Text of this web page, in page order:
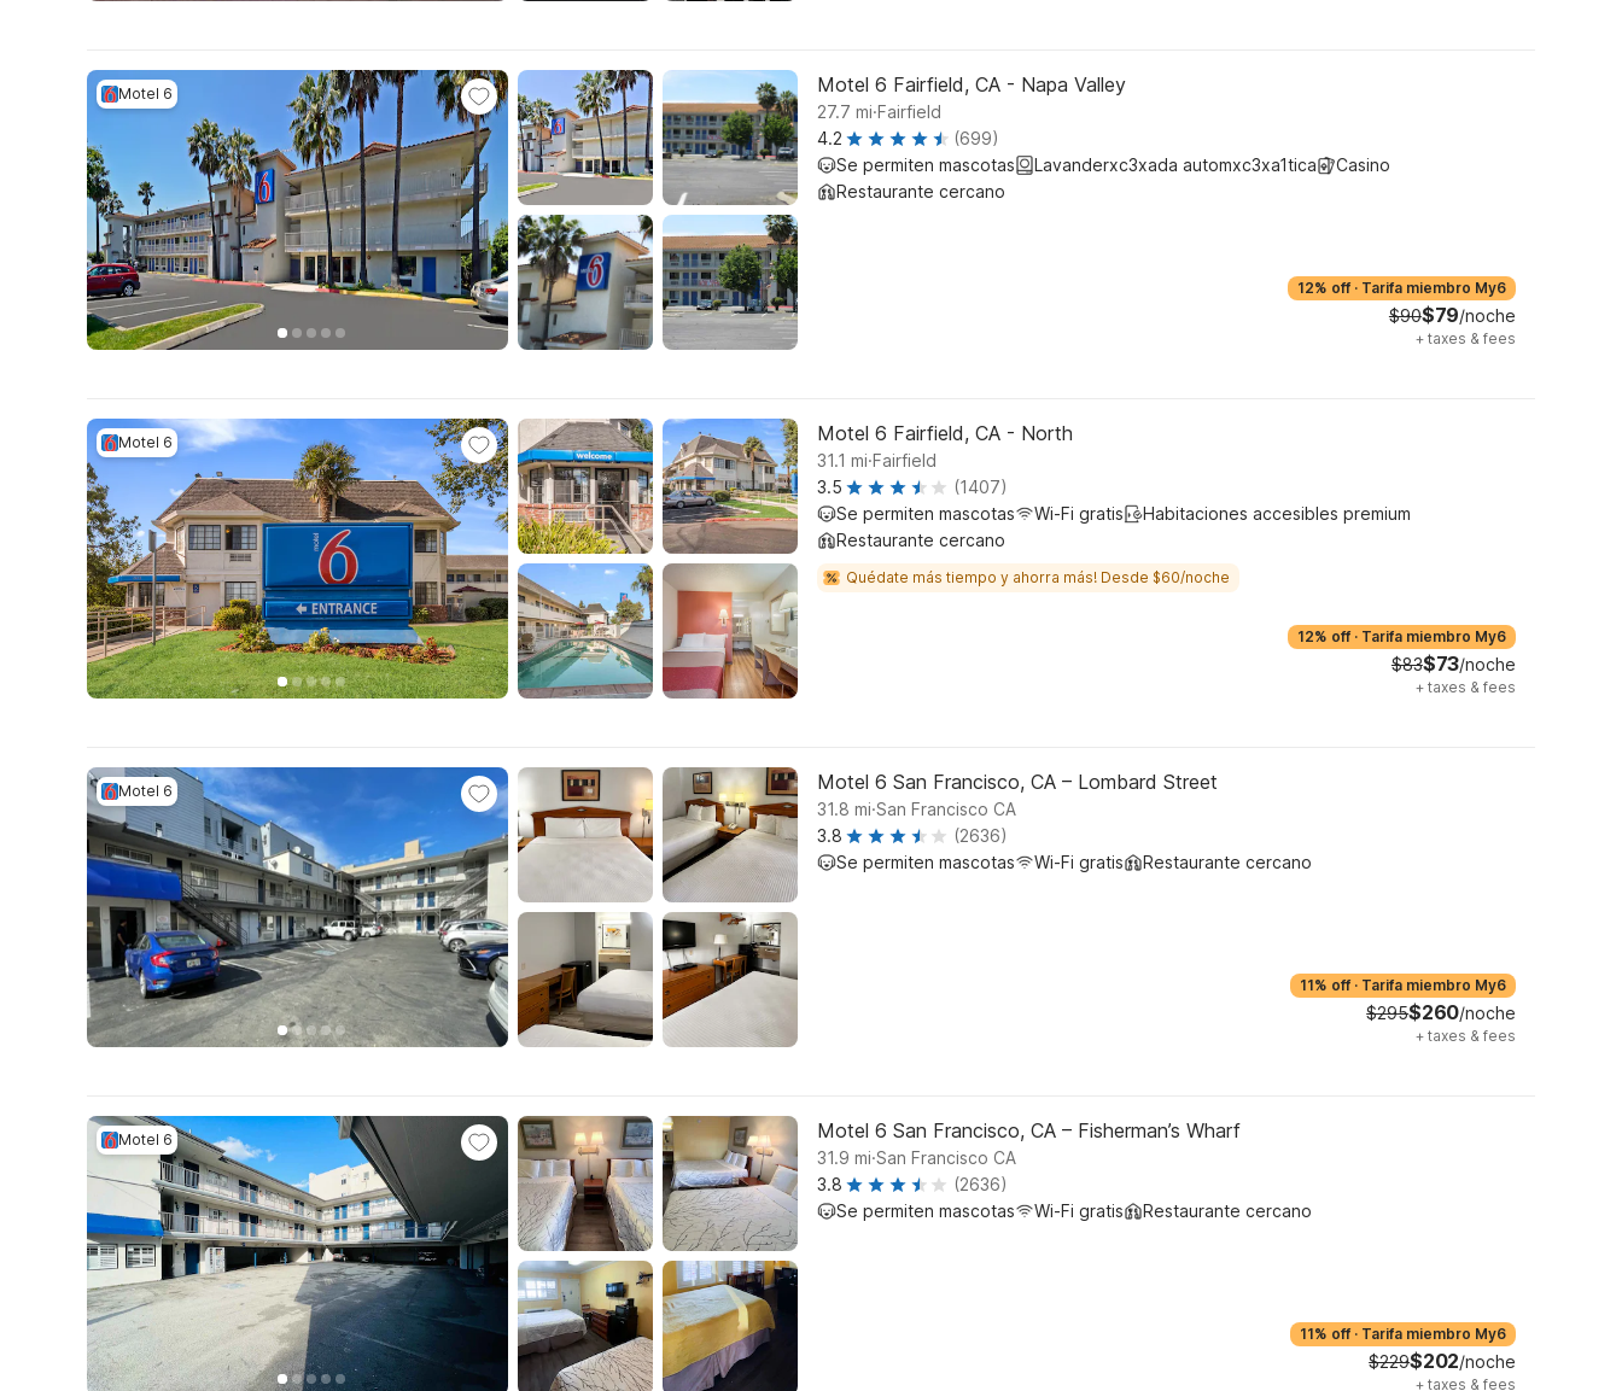
Motel 6 Motel 6 Fairfield, CA - Napa Valley
27.7 mi.Fairfield
4.2
(699)
Se permiten mascotas
Lavanderxc3xada automxc3xa1tica
Casino
Restaurante cercano
12% off · Tarifa miembro My6
$90$79/noche
+ taxes & fees
Motel 6 Motel 6 Fairfield, CA - North
31.1 mi.Fairfield
3.5
(1407)
Se permiten mascotas
Wi-Fi gratis
Habitaciones accesibles premium
Restaurante cercano
Quédate más tiempo y ahorra más! Desde $60/noche
12% off · Tarifa miembro My6
$83$73/noche
+ taxes & fees
Motel 6 Motel 6 San Francisco, CA – Lombard Street
31.8 mi.San Francisco CA
3.8
(2636)
Se permiten mascotas
Wi-Fi gratis Restaurante cercano
11% off · Tarifa miembro My6
$295$260/noche
+ taxes & fees
Motel 6 Motel 6 San Francisco, CA – Fisherman’s Wharf
31.9 mi.San Francisco CA
3.8
(2636)
Se permiten mascotas
Wi-Fi gratis Restaurante cercano
11% off · Tarifa miembro My6
$229$202/noche
+ taxes & fees